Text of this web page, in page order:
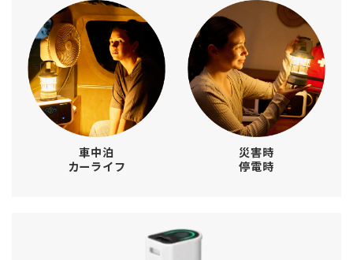
車中泊
カーライフ
災害時
停電時